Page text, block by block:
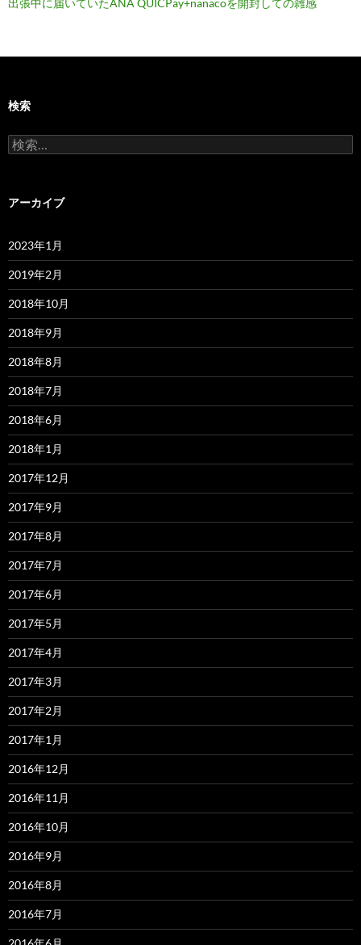
出張中に届いていたANA QUICPay+nanacoを開封しての雑感
検索
検
索:
アーカイブ
2023年1月
2019年2月
2018年10月
2018年9月
2018年8月
2018年7月
2018年6月
2018年1月
2017年12月
2017年9月
2017年8月
2017年7月
2017年6月
2017年5月
2017年4月
2017年3月
2017年2月
2017年1月
2016年12月
2016年11月
2016年10月
2016年9月
2016年8月
2016年7月